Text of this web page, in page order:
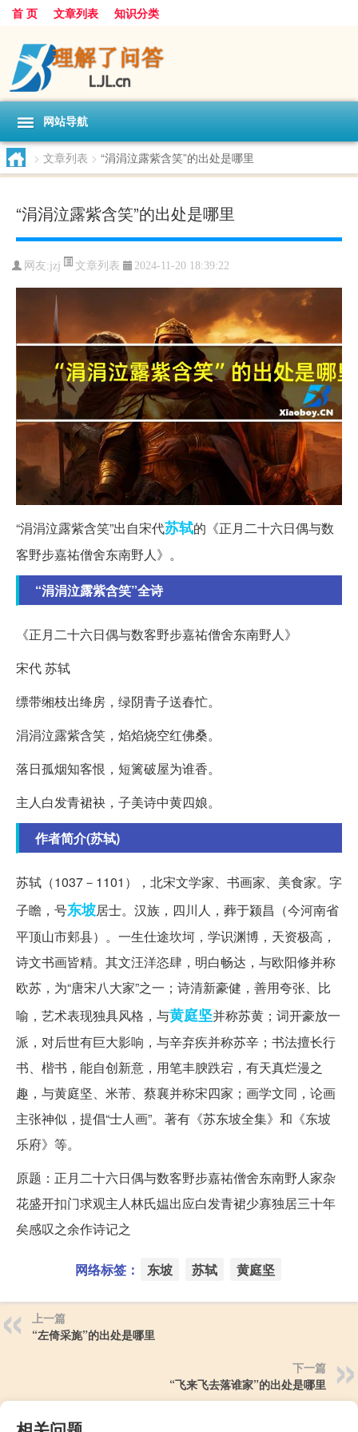
首 页 文章列表 知识分类
网站导航
> 文章列表 > “涓涓泣露紫含笑”的出处是哪里
“涓涓泣露紫含笑”的出处是哪里
网友:jzj 文章列表 2024-11-20 18:39:22
“涓涓泣露紫含笑”出自宋代苏轼的《正月二十六日偶与数
客野步嘉祐僧舍东南野人》。
“涓涓泣露紫含笑”全诗
《正月二十六日偶与数客野步嘉祐僧舍东南野人》
宋代 苏轼
缥带缃枝出绛房，绿阴青子送春忙。
涓涓泣露紫含笑，焰焰烧空红佛桑。
落日孤烟知客恨，短篱破屋为谁香。
主人白发青裙袂，子美诗中黄四娘。
作者简介(苏轼)
苏轼（1037－1101），北宋文学家、书画家、美食家。字
子瞻，号东坡居士。汉族，四川人，葬于颍昌（今河南省
平顶山市郏县）。一生仕途坎坷，学识渊博，天资极高，
诗文书画皆精。其文汪洋恣肆，明白畅达，与欧阳修并称
欧苏，为“唐宋八大家”之一；诗清新豪健，善用夸张、比
喻，艺术表现独具风格，与黄庭坚并称苏黄；词开豪放一
派，对后世有巨大影响，与辛弃疾并称苏辛；书法擅长行
书、楷书，能自创新意，用笔丰腴跌宕，有天真烂漫之
趣，与黄庭坚、米芾、蔡襄并称宋四家；画学文同，论画
主张神似，提倡“士人画”。著有《苏东坡全集》和《东坡
乐府》等。
原题：正月二十六日偶与数客野步嘉祐僧舍东南野人家杂
花盛开扣门求观主人林氏媪出应白发青裙少寡独居三十年
矣感叹之余作诗记之
网络标签： 东坡 苏轼 黄庭坚
上一篇
“左倚采旄”的出处是哪里
下一篇
“飞来飞去落谁家”的出处是哪里